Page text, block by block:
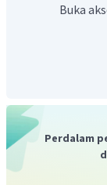
Jadi, jawaban
Buka
Perdalam